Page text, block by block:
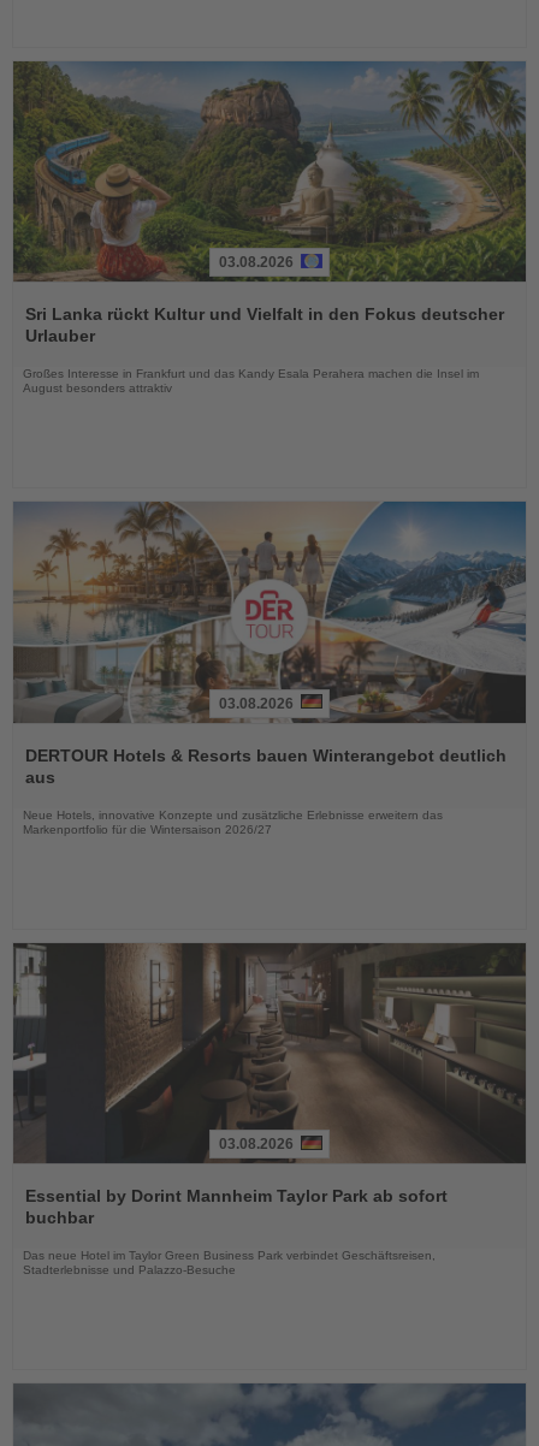
Sie
die
03.08.2026
Sri Lanka rückt Kultur und Vielfalt in den Fokus deutscher
Urlauber
Großes Interesse in Frankfurt und das Kandy Esala Perahera machen die Insel im
August besonders attraktiv
Sie
die
03.08.2026
DERTOUR Hotels & Resorts bauen Winterangebot deutlich
aus
Neue Hotels, innovative Konzepte und zusätzliche Erlebnisse erweitern das
Markenportfolio für die Wintersaison 2026/27
Sie
die
03.08.2026
Essential by Dorint Mannheim Taylor Park ab sofort
buchbar
Das neue Hotel im Taylor Green Business Park verbindet Geschäftsreisen,
Stadterlebnisse und Palazzo-Besuche